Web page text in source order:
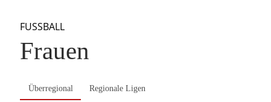
FUSSBALL
Frauen
Überregional Regionale Ligen